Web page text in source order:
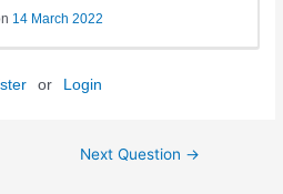
14 March 2022
or Login
Next Question →